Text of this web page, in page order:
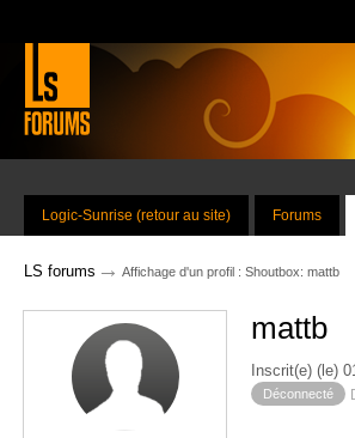
Logic-Sunrise (retour au site) Forums
LS forums → Affichage d'un profil : Shoutbox: mattb
mattb
Inscrit(e) (le)
Déconnecté